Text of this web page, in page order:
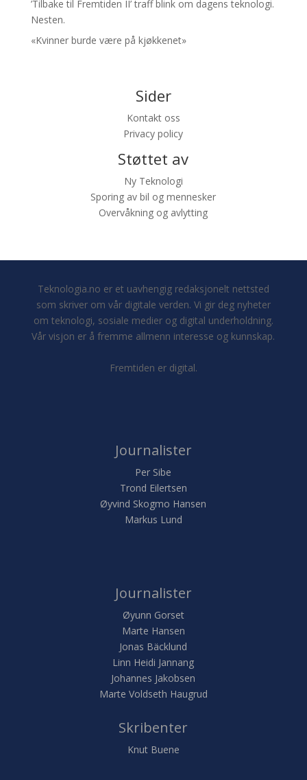
’Tilbake til Fremtiden II’ traff blink om dagens teknologi.
Nesten.
«Kvinner burde være på kjøkkenet»
Sider
Kontakt oss
Privacy policy
Støttet av
Ny Teknologi
Sporing av bil og mennesker
Overvåkning og avlytting
Teknologia.no er et uavhengig redaksjonelt nettsted
som skriver om vår digitale verden. Vi gir deg nyheter
om teknologi, sosiale medier og digital underholdning.
Vår visjon er å fremme allmenn interesse og kunnskap.
Fremtiden er digital.
Journalister
Per Sibe
Trond Eilertsen
Øyvind Skogmo Hansen
Markus Lund
Journalister
Øyunn Gorset
Marte Hansen
Jonas Bäcklund
Linn Heidi Jannang
Johannes Jakobsen
Marte Voldseth Haugrud
Skribenter
Knut Buene